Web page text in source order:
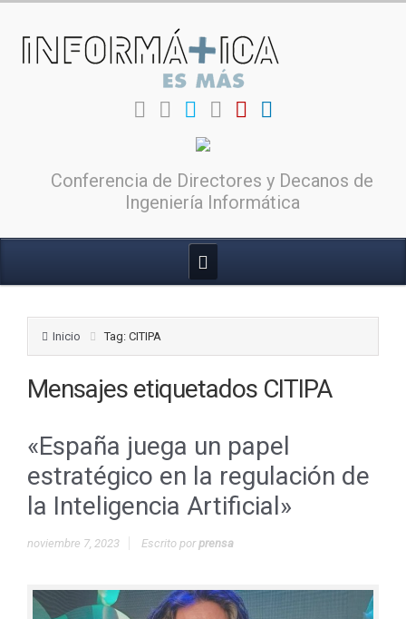
Conferencia de Directores y Decanos de
Ingeniería Informática
Inicio Tag: CITIPA
Mensajes etiquetados CITIPA
«España juega un papel
estratégico en la regulación de
la Inteligencia Artificial»
noviembre 7, 2023 Escrito porprensa